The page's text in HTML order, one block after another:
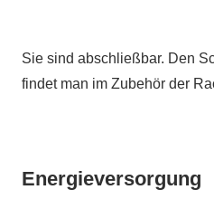
Sie sind abschließbar. Den
findet man im Zubehör der
Energieversorgung